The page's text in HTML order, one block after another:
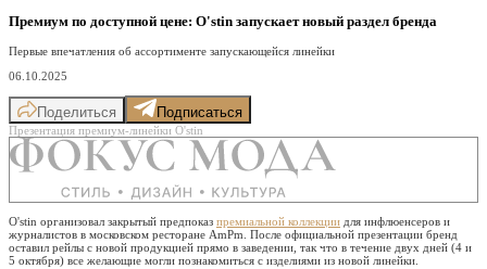
Премиум по доступной цене: O'stin запускает новый раздел бренда
Первые впечатления об ассортименте запускающейся линейки
06.10.2025
Поделиться Подписаться
Презентация премиум-линейки O'stin
O'stin организовал закрытый предпоказ премиальной коллекции для инфлюенсеров и
журналистов в московском ресторане AmPm. После официальной презентации бренд
оставил рейлы с новой продукцией прямо в заведении, так что в течение двух дней (4 и
5 октября) все желающие могли познакомиться с изделиями из новой линейки.